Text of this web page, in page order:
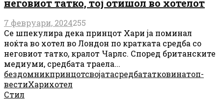
неговиот татко, тој отишол во хотелот
7 февруари, 2024255
Се шпекулира дека принцот Хари ја поминал
ноќта во хотел во Лондон по кратката средба со
неговиот татко, кралот Чарлс. Според британските
медиуми, средбата траела...
бездомникпринцотсвојатасредбататковинатоп-
вестиХарихотел
Стил